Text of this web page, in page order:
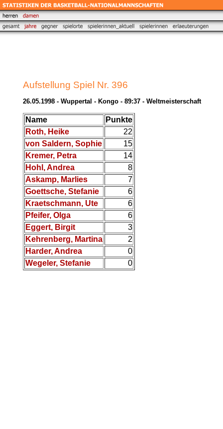
Aufstellung Spiel Nr. 396
26.05.1998 - Wuppertal - Kongo - 89:37 - Weltmeisterschaft
Name
Punkte
Roth, Heike
22
von Saldern, Sophie
15
Kremer, Petra
14
Hohl, Andrea
8
Askamp, Marlies
7
Goettsche, Stefanie
6
Kraetschmann, Ute
6
Pfeifer, Olga
6
Eggert, Birgit
3
Kehrenberg, Martina
2
Harder, Andrea
0
Wegeler, Stefanie
0